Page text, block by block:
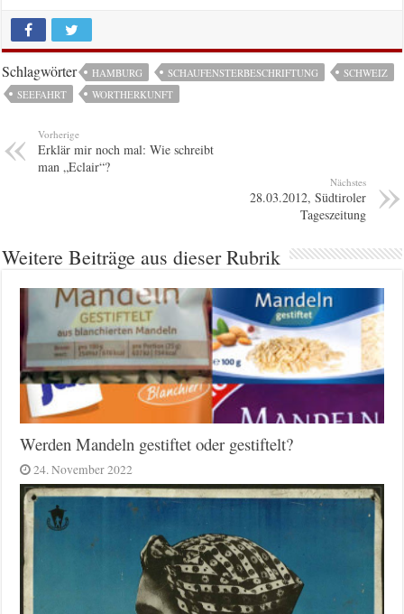
Schlagwörter HAMBURG SCHAUFENSTERBESCHRIFTUNG
SCHWEIZ
SEEFAHRT
WORTHERKUNFT
Vorherige
Erklär mir noch mal: Wie schreibt
man „Eclair“?
Nächstes
28.03.2012, Südtiroler
Tageszeitung
Weitere Beiträge aus dieser Rubrik
Werden Mandeln gestiftet oder gestiftelt?
24. November 2022